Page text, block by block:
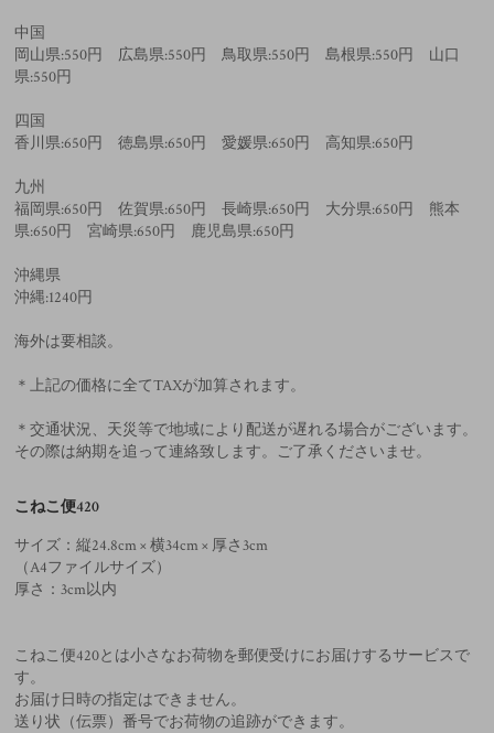
中国
岡山県:550円 広島県:550円 鳥取県:550円 島根県:550円 山口
県:550円
四国
香川県:650円 徳島県:650円 愛媛県:650円 高知県:650円
九州
福岡県:650円 佐賀県:650円 長崎県:650円 大分県:650円 熊本
県:650円 宮崎県:650円 鹿児島県:650円
沖縄県
沖縄:1240円
海外は要相談。
＊上記の価格に全てTAXが加算されます。
＊交通状況、天災等で地域により配送が遅れる場合がございます。
その際は納期を追って連絡致します。ご了承くださいませ。
こねこ便420
サイズ：縦24.8cm × 横34cm × 厚さ3cm
（A4ファイルサイズ）
厚さ：3cm以内
こねこ便420とは小さなお荷物を郵便受けにお届けするサービスで
す。
お届け日時の指定はできません。
送り状（伝票）番号でお荷物の追跡ができます。